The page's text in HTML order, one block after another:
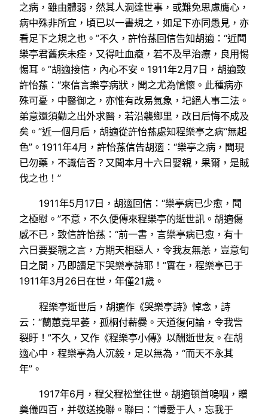
之病，雖由體弱，然其人洞達世事，或難免思慮膺心，
病中殊非所宜，頃已以一書規之，如足下亦同愚見，亦
看足下之規之也。”不久，許怡蓀回信告知胡適：“近聞
樂亭君舊疾未痊，又得吐血癥，若不及早治療，良用惕
惕耳。”胡適接信，內心不安。1911年2月7日，胡適致
許怡蓀：“來信言樂亭病狀，聞之尤為愴懷。此種病亦
殊可憂，中醫御之，亦惟有改易氣象，圮絕人事二法。
弟意還須勸之出外求醫，若沿襲鄉里，改日后悔不成及
矣。”近一個月后，胡適從許怡蓀處知程樂亭之病“無起
色”。1911年4月，許怡蓀信告胡適：“樂亭之病，聞現
已勿藥，不識信否？又聞本月十六日娶親，果爾，是賊
伐之也！”
1911年5月17日，胡適回信：“樂亭病已少愈，聞
之極慰。”不意，不久便傳來程樂亭的逝世訊。胡適傷
感不已，致信許怡蓀：“前一書，言樂亭病已愈，有十
六日要娶親之言，方期天相惡人，令我友無恙，豈意旬
日之間，乃即讀足下哭樂亭詩耶！”實在，程樂亭已于
1911年3月26日在世，年僅21歲。
程樂亭逝世后，胡適作《哭樂亭詩》悼念，詩
云：“蘭蕙竟早萎，孤桐付薪爨。天道復何論，令我訾
裂盱！”不久，又作《程樂亭小傳》以酬逝世友。在胡
適心中，程樂亭為人沉毅，足以無為，“而天不永其
年”。
1917年6月，程父程松堂往世。胡適頓首嗚咽，贈
奠儀四百，并敬送挽聯。聯曰：“博愛于人，忘我于